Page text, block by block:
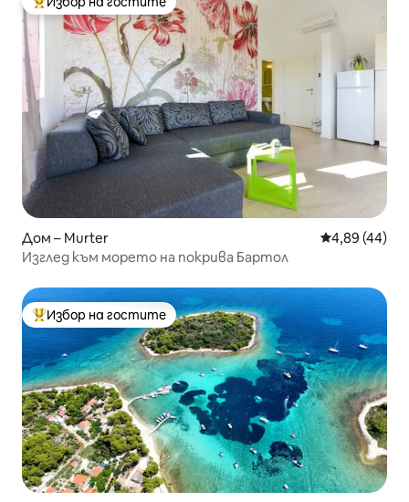
Най-популярен избор на гостите
Дом – Murter Средна
4,89 (44)
Изглед към морето на покрива Бартол
Най-популярен избор на гостите
Избор на гостите